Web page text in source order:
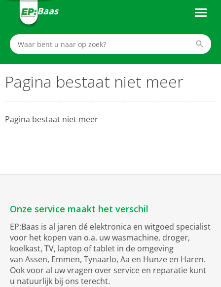
Baas
Pagina bestaat niet meer
Pagina bestaat niet meer
Onze service maakt het verschil
EP:Baas is al jaren dé elektronica en witgoed specialist
voor het kopen van o.a. uw wasmachine, droger,
koelkast, TV, laptop of tablet in de omgeving
van Assen, Emmen, Tynaarlo, Aa en Hunze en Haren.
Ook voor al uw vragen over service en reparatie kunt
u natuurlijk bij ons terecht.